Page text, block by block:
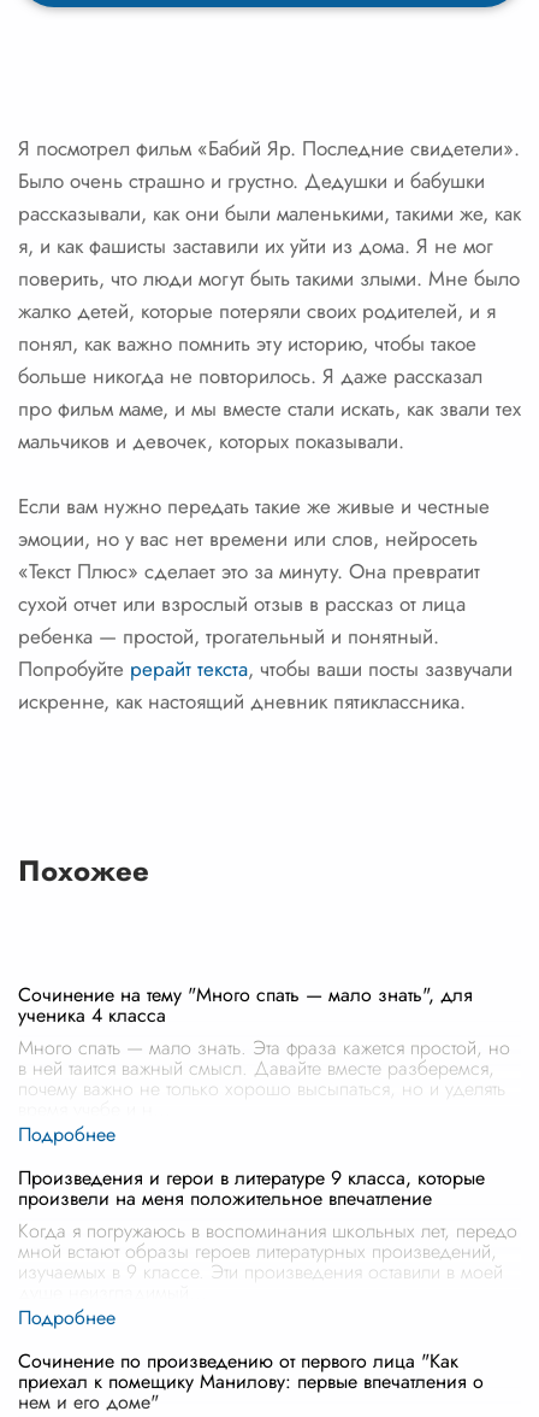
Я посмотрел фильм «Бабий Яр. Последние свидетели».
Было очень страшно и грустно. Дедушки и бабушки
рассказывали, как они были маленькими, такими же, как
я, и как фашисты заставили их уйти из дома. Я не мог
поверить, что люди могут быть такими злыми. Мне было
жалко детей, которые потеряли своих родителей, и я
понял, как важно помнить эту историю, чтобы такое
больше никогда не повторилось. Я даже рассказал
про фильм маме, и мы вместе стали искать, как звали тех
мальчиков и девочек, которых показывали.
Если вам нужно передать такие же живые и честные
эмоции, но у вас нет времени или слов, нейросеть
«Текст Плюс» сделает это за минуту. Она превратит
сухой отчет или взрослый отзыв в рассказ от лица
ребенка — простой, трогательный и понятный.
Попробуйте рерайт текста, чтобы ваши посты зазвучали
искренне, как настоящий дневник пятиклассника.
Похожее
Сочинение на тему "Много спать — мало знать", для
ученика 4 класса
Много спать — мало знать. Эта фраза кажется простой, но
в ней таится важный смысл. Давайте вместе разберемся,
почему важно не только хорошо высыпаться, но и уделять
Произведения и герои в литературе 9 класса, которые
произвели на меня положительное впечатление
Когда я погружаюсь в воспоминания школьных лет, передо
мной встают образы героев литературных произведений,
изучаемых в 9 классе. Эти произведения оставили в моей
Сочинение по произведению от первого лица "Как
приехал к помещику Манилову: первые впечатления о
нем и его доме"